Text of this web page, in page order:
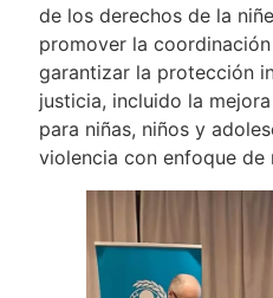
de los derechos de la
promover la
garantizar la protección
justicia, incluido la
para niñas, niños y
violencia con enfoque de